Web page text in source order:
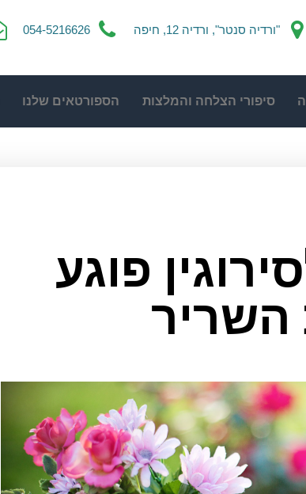
"ורדיה סנטר", ורדיה 12, חיפה 054-5216626
סיפורי הצלחה והמלצות הספורטאים שלנו
פוגע